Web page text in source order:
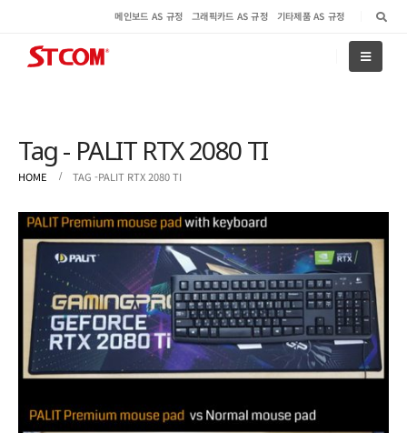
메인보드 AS 규정 그래픽카드 AS 규정 기타제품 AS 규정
Tag - PALIT RTX 2080 TI
HOME TAG -PALIT RTX 2080 TI